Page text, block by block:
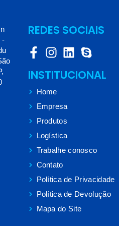
-
REDES SOCIAIS
INSTITUCIONAL
Home
Empresa
Produtos
Logística
Trabalhe conosco
Contato
Política de Privacidade
Política de Devolução
Mapa do Site